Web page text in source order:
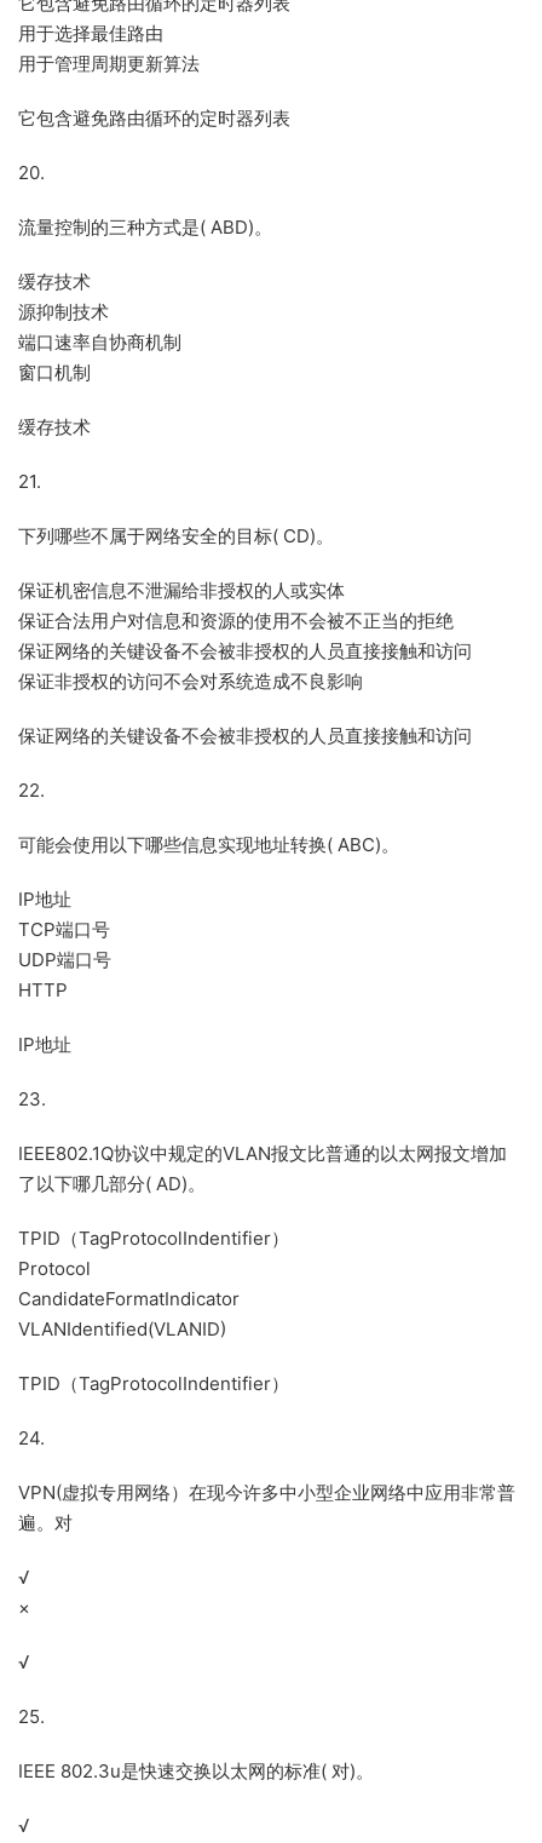
用于选择最佳路由
用于管理周期更新算法
它包含避免路由循环的定时器列表
20.
流量控制的三种方式是( ABD)。
缓存技术
源抑制技术
端口速率自协商机制
窗口机制
缓存技术
21.
下列哪些不属于网络安全的目标( CD)。
保证机密信息不泄漏给非授权的人或实体
保证合法用户对信息和资源的使用不会被不正当的拒绝
保证网络的关键设备不会被非授权的人员直接接触和访问
保证非授权的访问不会对系统造成不良影响
保证网络的关键设备不会被非授权的人员直接接触和访问
22.
可能会使用以下哪些信息实现地址转换( ABC)。
IP地址
TCP端口号
UDP端口号
HTTP
IP地址
23.
IEEE802.1Q协议中规定的VLAN报文比普通的以太网报文增加
了以下哪几部分( AD)。
TPID（TagProtocolIndentifier）
Protocol
CandidateFormatIndicator
VLANIdentified(VLANID)
TPID（TagProtocolIndentifier）
24.
VPN(虚拟专用网络）在现今许多中小型企业网络中应用非常普
遍。对
√
×
√
25.
IEEE 802.3u是快速交换以太网的标准( 对)。
√